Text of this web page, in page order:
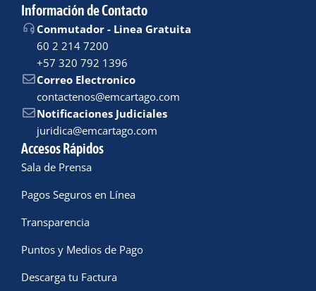
Información de Contacto
Conmutador - Linea Gratuita
60 2 214 7200
+57 320 792 1396
Correo Electronico
contactenos@emcartago.com
Notificaciones Judiciales
juridica@emcartago.com
Accesos Rápidos
Sala de Prensa
Pagos Seguros en Línea
Transparencia
Puntos y Medios de Pago
Descarga tu Factura